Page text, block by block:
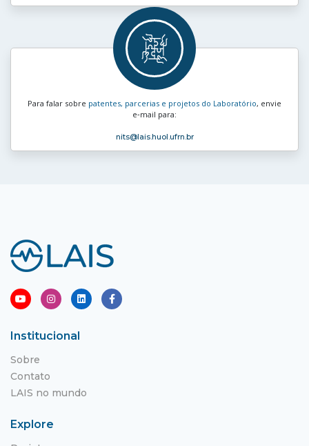
Para falar sobre patentes, parcerias e projetos do Laboratório, envie
e‑mail para:
nits@lais.huol.ufrn.br
Institucional
Sobre
Contato
LAIS no mundo
Explore